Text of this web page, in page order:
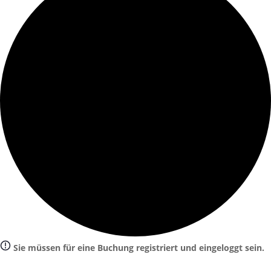
Sie müssen für eine Buchung registriert und eingeloggt sein.